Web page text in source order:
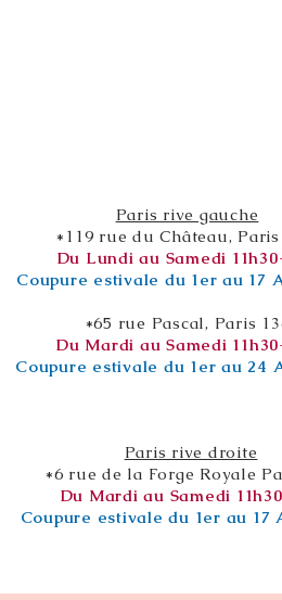
Paris rive gauche
*119 rue du Château, Paris
Du Lundi au Samedi
Coupure estivale du 1er au 17
*65 rue Pascal, Paris
Du Mardi au Samedi
Coupure estivale du 1er au 24
Paris rive droite
*6 rue de la Forge Royale
Du Mardi au Samedi
Coupure estivale du 1er au 17